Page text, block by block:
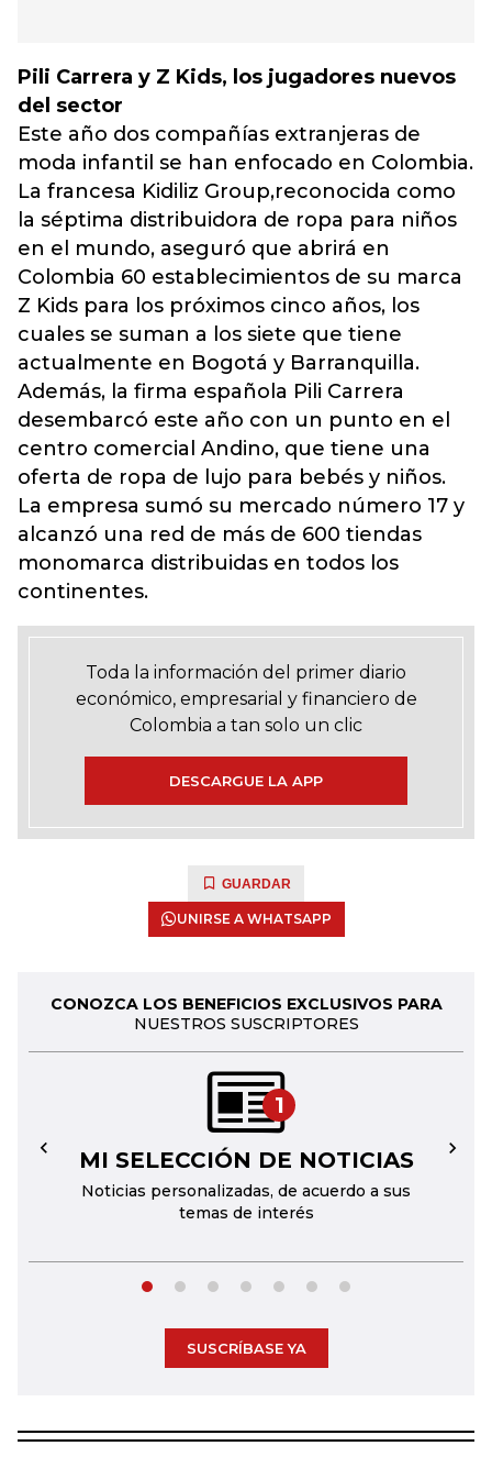
Pili Carrera y Z Kids, los jugadores nuevos
del sector
Este año dos compañías extranjeras de
moda infantil se han enfocado en Colombia.
La francesa Kidiliz Group,reconocida como
la séptima distribuidora de ropa para niños
en el mundo, aseguró que abrirá en
Colombia 60 establecimientos de su marca
Z Kids para los próximos cinco años, los
cuales se suman a los siete que tiene
actualmente en Bogotá y Barranquilla.
Además, la firma española Pili Carrera
desembarcó este año con un punto en el
centro comercial Andino, que tiene una
oferta de ropa de lujo para bebés y niños.
La empresa sumó su mercado número 17 y
alcanzó una red de más de 600 tiendas
monomarca distribuidas en todos los
continentes.
Toda la información del primer diario
económico, empresarial y financiero de
Colombia a tan solo un clic
DESCARGUE LA APP
GUARDAR
UNIRSE A WHATSAPP
CONOZCA LOS BENEFICIOS EXCLUSIVOS PARA
NUESTROS SUSCRIPTORES
1
MI SELECCIÓN DE NOTICIAS
Noticias personalizadas, de acuerdo a sus
temas de interés
← →
SUSCRÍBASE YA